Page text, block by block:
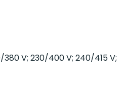
380 V; 230/400 V; 240/415 V;